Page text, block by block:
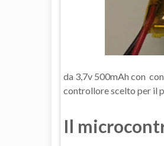
da 3,7v 500mAh con
controllore scelto per il
Il